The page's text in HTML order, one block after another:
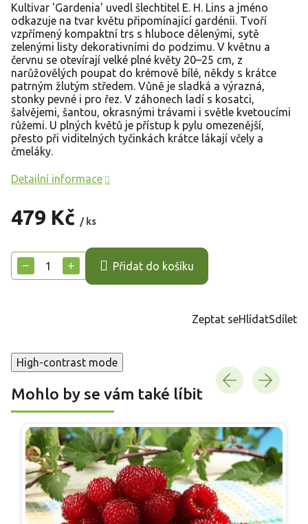
479 Kč / ks
cena:
+
− Přidat do košíku
Kultivar 'Gardenia' uvedl šlechtitel E. H. Lins a jméno
odkazuje na tvar květu připomínající gardénii. Tvoří
vzpřímený kompaktní trs s hluboce dělenými, sytě
zelenými listy dekorativními do podzimu. V květnu a
červnu se otevírají velké plné květy 20–25 cm, z
narůžovělých poupat do krémově bílé, někdy s krátce
patrným žlutým středem. Vůně je sladká a výrazná,
stonky pevné i pro řez. V záhonech ladí s kosatci,
šalvějemi, šantou, okrasnými trávami i světle kvetoucími
růžemi. U plných květů je přístup k pylu omezenější,
přesto při viditelných tyčinkách krátce lákají včely a
čmeláky.
Detailní informace
Zeptat seHlídatSdílet
High-contrast mode
Mohlo by se vám také líbit